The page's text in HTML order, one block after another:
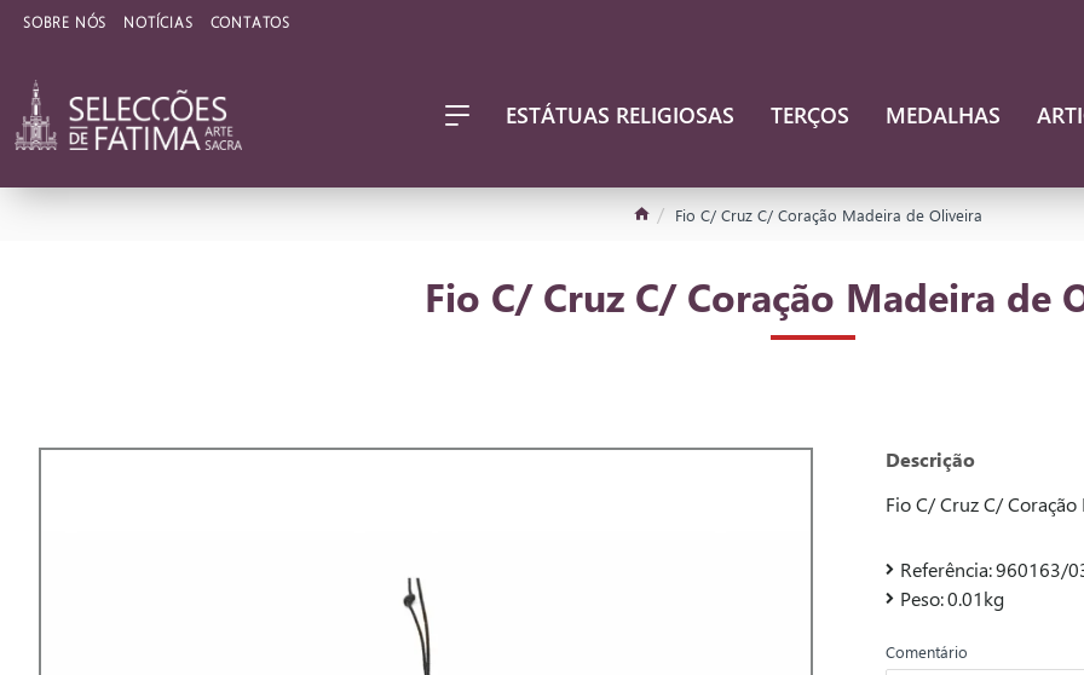
SOBRE NÓS NOTÍCIAS CONTATOS
ESTÁTUAS RELIGIOSAS TERÇOS MEDALHAS
Fio C/ Cruz C/ Coração Madeira de Oliveira
Fio C/ Cruz C/ Coração Madeira de
Descrição
Fio C/ Cruz C/
Referência:960163/
Peso:0.01kg
Comentário